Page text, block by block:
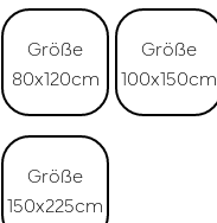
Größe
80x120cm
Größe
100x150cm
Größe
150x225cm